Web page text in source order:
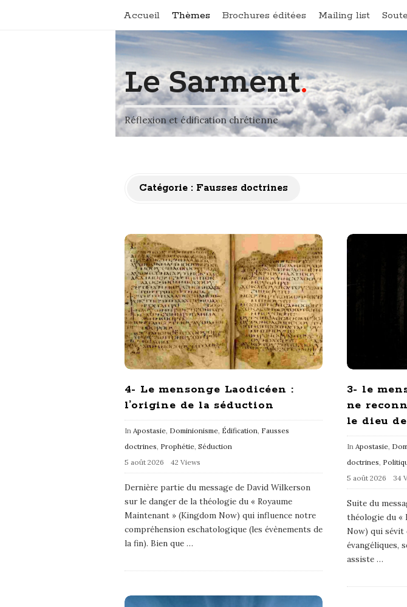
Accueil Thèmes Brochures éditées Mailing list
Le Sarment.
Réflexion et édification chrétienne
Catégorie : Fausses doctrines
4- Le mensonge Laodicéen :
l’origine de la séduction
In Apostasie, Dominionisme, Édification Fausses
doctrines Prophétie, Séduction
5 août 2026
42 Views
Dernière partie du message de David Wilkerson
sur le danger de la théologie du « Royaume
Maintenant » (Kingdom Now) qui influence notre
compréhension eschatologique (les évènements de
la fin). Bien que…
3- le
ne
le dieu
In Apostasie,
doctrines
5 août 2026
34
Suite du
théologie du «
Now) qui sévit
évangéliques,
assiste…